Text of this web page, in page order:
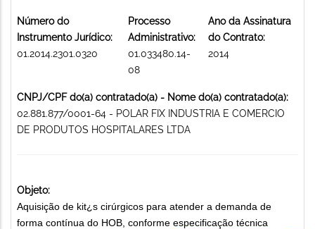
Número do
Instrumento Jurídico:
01.2014.2301.0320
Processo
Administrativo:
01.033480.14-
08
Ano da Assinatura
do Contrato:
2014
CNPJ/CPF do(a) contratado(a) - Nome do(a) contratado(a):
02.881.877/0001-64 - POLAR FIX INDUSTRIA E COMERCIO
DE PRODUTOS HOSPITALARES LTDA
Objeto:
Aquisição de kit¿s cirúrgicos para atender a demanda de
forma contínua do HOB, conforme especificação técnica